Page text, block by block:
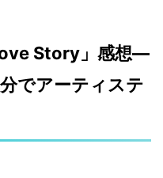
Story」感想―
でアーティステ